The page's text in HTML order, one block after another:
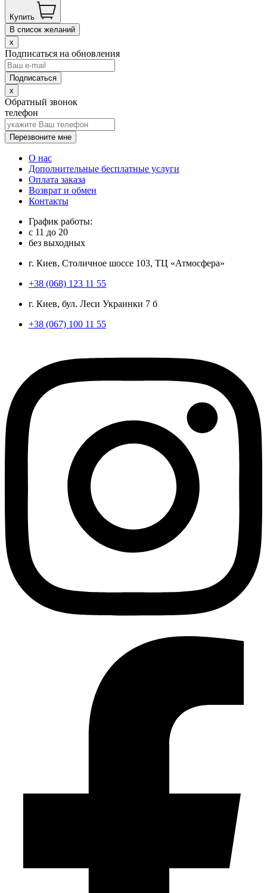
Купить
В список желаний
x
Подписаться на обновления
x
Обратный звонок
телефон
Перезвоните мне
О нас
Дополнительные бесплатные услуги
Оплата заказа
Возврат и обмен
Контакты
График работы:
с 11 до 20
без выходных
г. Киев, Столичное шоссе 103, ТЦ «Атмосфера»
+38 (068) 123 11 55
г. Киев, бул. Леси Украинки 7 б
+38 (067) 100 11 55